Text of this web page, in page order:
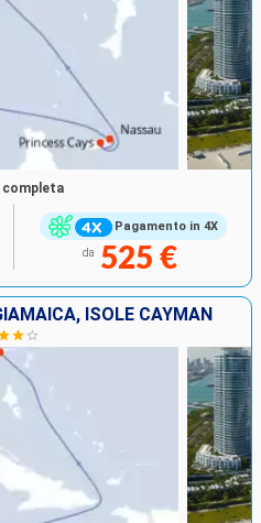
Pagamento in 4X
completa
da 525 €
ISOLE CAYMAN